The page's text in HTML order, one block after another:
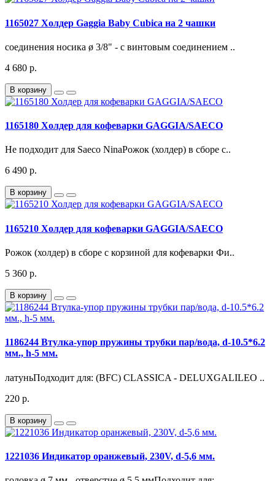
1165027 Холдер Gaggia Baby Cubica на 2 чашки
соединения носика ø 3/8" - с винтовым соединением ..
4 680 р.
В корзину
1165180 Холдер для кофеварки GAGGIA/SAECO
Не подходит для Saeco NinaРожок (холдер) в сборе с..
6 490 р.
В корзину
1165210 Холдер для кофеварки GAGGIA/SAECO
Рожок (холдер) в сборе с корзиной для кофеварки Фи..
5 360 р.
В корзину
1186244 Втулка-упор пружины трубки пар/вода, d-10.5*6.2
мм., h-5 мм.
латуньПодходит для: (BFC) CLASSICA - DELUXGALILEO ..
220 р.
В корзину
1221036 Индикатор оранжевый, 230V, d-5,6 мм.